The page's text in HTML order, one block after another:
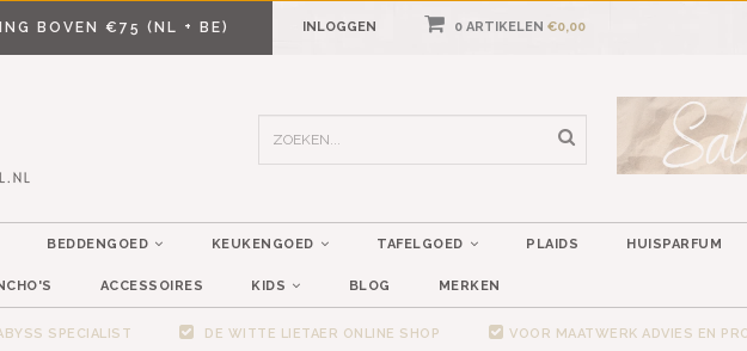
BOVEN €75 (NL + BE) INLOGGEN 0 ARTIKELEN €0,00
BEDDENGOED KEUKENGOED TAFELGOED PLAIDS HUISPARFUM
ACCESSOIRES KIDS BLOG MERKEN
SPECIALIST DE WITTE LIETAER ONLINE SHOP VOOR MAATWERK ADVIES EN